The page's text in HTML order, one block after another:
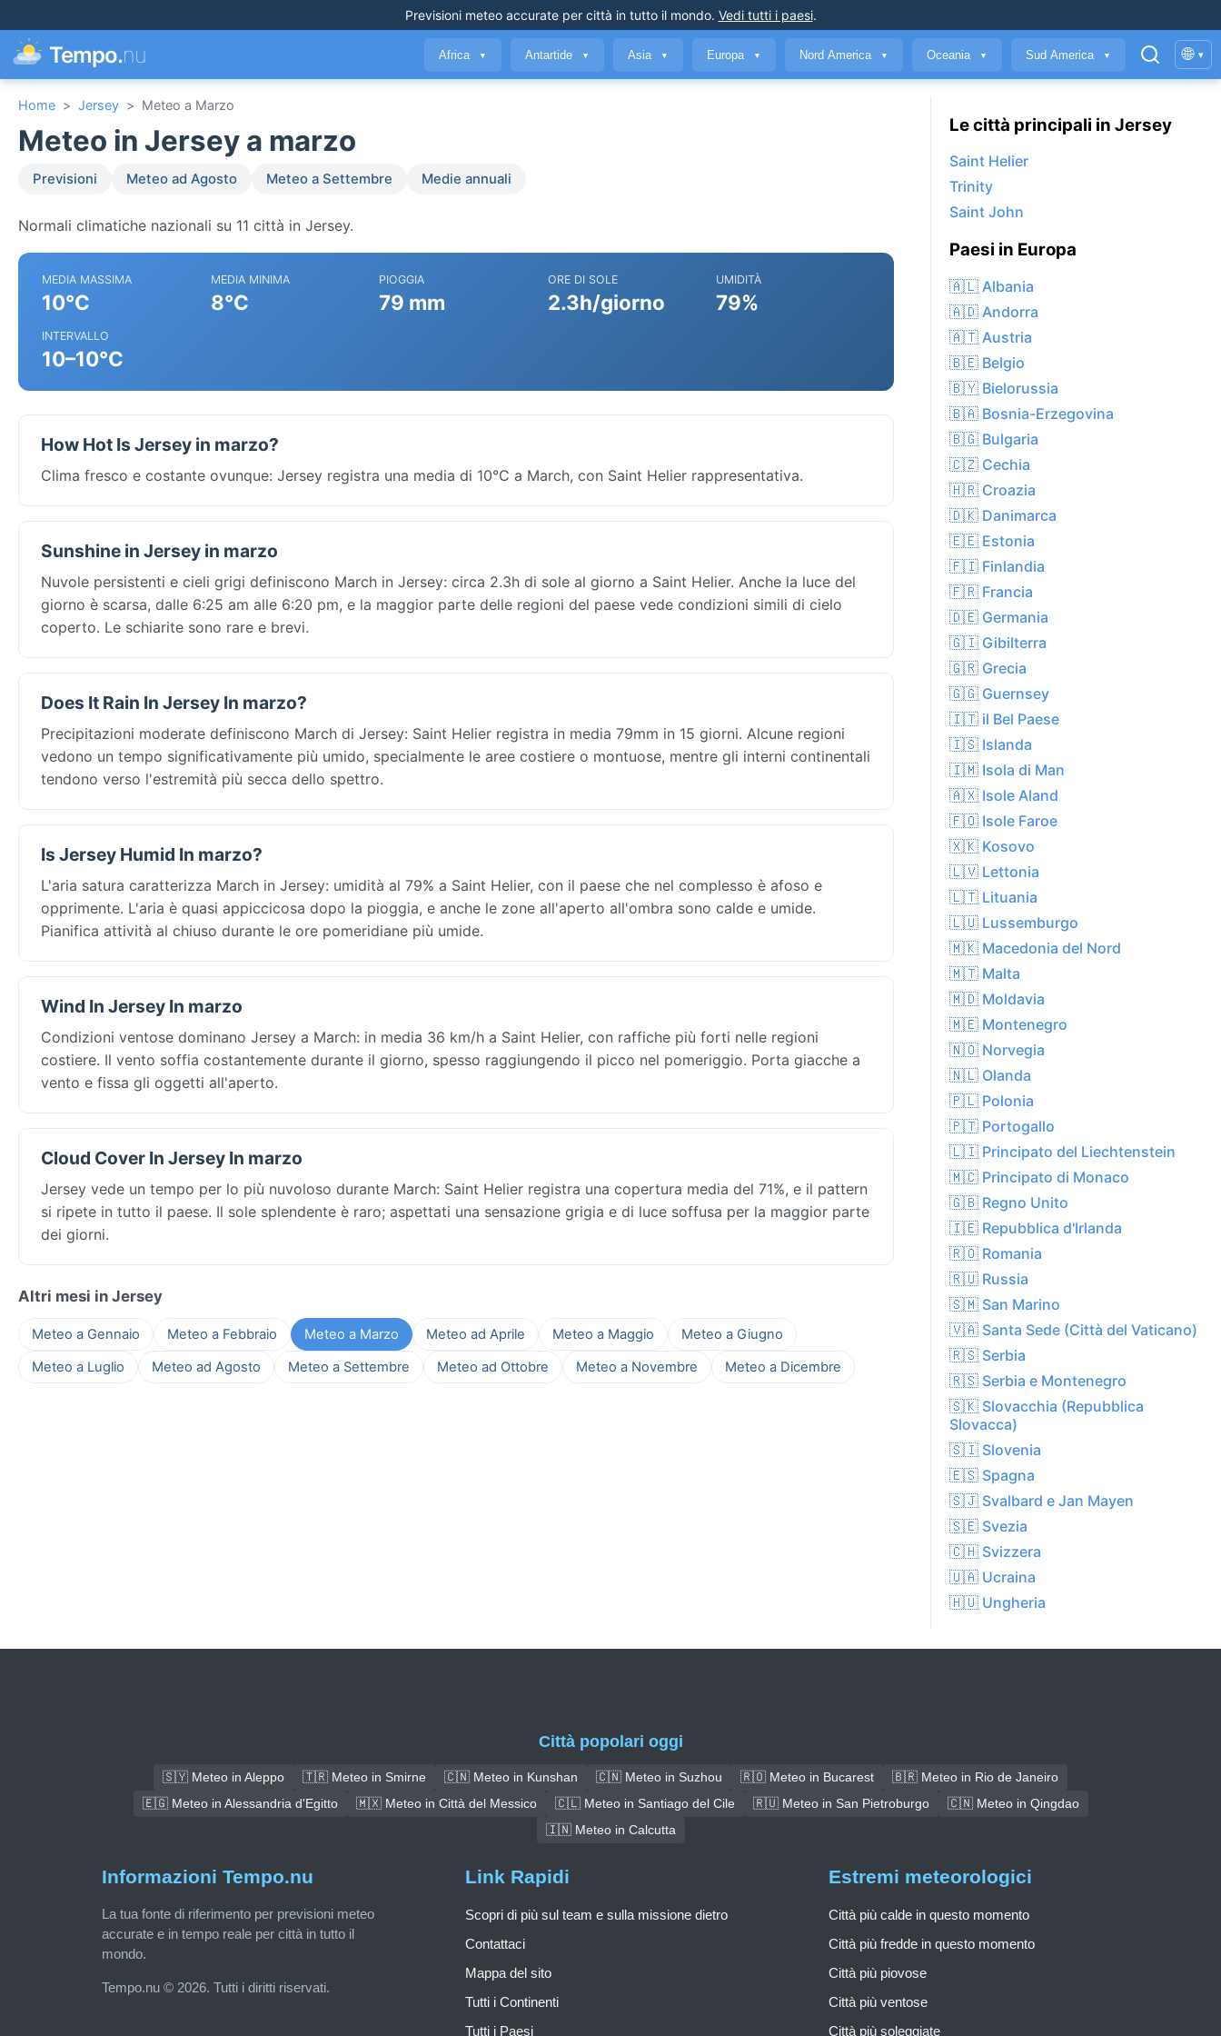
Previsioni meteo accurateper città in tutto il mondo. Vedi tutti i paesi.
Tempo.nu Africa ▼ Antartide ▼ Asia ▼ Europa ▼ Nord America ▼ Oceania ▼ Sud America ▼ 🌐 ▾
Home > Jersey > Meteo a Marzo
Meteo in Jersey a marzo
Previsioni Meteo ad Agosto Meteo a Settembre Medie annuali
Normali climatiche nazionali su 11 città in Jersey.
MEDIA MASSIMA
10°C
MEDIA MINIMA
8°C
PIOGGIA
79 mm
ORE DI SOLE
2.3h/giorno
UMIDITÀ
79%
INTERVALLO
10–10°C
How Hot Is Jersey in marzo?
Clima fresco e costante ovunque: Jersey registra una media di 10°C a March, con Saint Helier rappresentativa.
Sunshine in Jersey in marzo
Nuvole persistenti e cieli grigi definiscono March in Jersey: circa 2.3h di sole al giorno a Saint Helier. Anche la luce del
giorno è scarsa, dalle 6:25 am alle 6:20 pm, e la maggior parte delle regioni del paese vede condizioni simili di cielo
coperto. Le schiarite sono rare e brevi.
Does It Rain In Jersey In marzo?
Precipitazioni moderate definiscono March di Jersey: Saint Helier registra in media 79mm in 15 giorni. Alcune regioni
vedono un tempo significativamente più umido, specialmente le aree costiere o montuose, mentre gli interni continentali
tendono verso l'estremità più secca dello spettro.
Is Jersey Humid In marzo?
L'aria satura caratterizza March in Jersey: umidità al 79% a Saint Helier, con il paese che nel complesso è afoso e
opprimente. L'aria è quasi appiccicosa dopo la pioggia, e anche le zone all'aperto all'ombra sono calde e umide.
Pianifica attività al chiuso durante le ore pomeridiane più umide.
Wind In Jersey In marzo
Condizioni ventose dominano Jersey a March: in media 36 km/h a Saint Helier, con raffiche più forti nelle regioni
costiere. Il vento soffia costantemente durante il giorno, spesso raggiungendo il picco nel pomeriggio. Porta giacche a
vento e fissa gli oggetti all'aperto.
Cloud Cover In Jersey In marzo
Jersey vede un tempo per lo più nuvoloso durante March: Saint Helier registra una copertura media del 71%, e il pattern
si ripete in tutto il paese. Il sole splendente è raro; aspettati una sensazione grigia e di luce soffusa per la maggior parte
dei giorni.
Altri mesi in Jersey
Meteo a Gennaio Meteo a Febbraio Meteo a Marzo Meteo ad Aprile Meteo a Maggio
Meteo a Giugno
Meteo a Luglio
Meteo ad Agosto Meteo a Settembre Meteo ad Ottobre Meteo a Novembre Meteo a Dicembre
Le città principali in Jersey
Saint Helier
Trinity
Saint John
Paesi in Europa
🇦🇱 Albania
🇦🇩 Andorra
🇦🇹 Austria
🇧🇪 Belgio
🇧🇾 Bielorussia
🇧🇦 Bosnia-Erzegovina
🇧🇬 Bulgaria
🇨🇿 Cechia
🇭🇷 Croazia
🇩🇰 Danimarca
🇪🇪 Estonia
🇫🇮 Finlandia
🇫🇷 Francia
🇩🇪 Germania
🇬🇮 Gibilterra
🇬🇷 Grecia
🇬🇬 Guernsey
🇮🇹 il Bel Paese
🇮🇸 Islanda
🇮🇲 Isola di Man
🇦🇽 Isole Aland
🇫🇴 Isole Faroe
🇽🇰 Kosovo
🇱🇻 Lettonia
🇱🇹 Lituania
🇱🇺 Lussemburgo
🇲🇰 Macedonia del Nord
🇲🇹 Malta
🇲🇩 Moldavia
🇲🇪 Montenegro
🇳🇴 Norvegia
🇳🇱 Olanda
🇵🇱 Polonia
🇵🇹 Portogallo
🇱🇮 Principato del Liechtenstein
🇲🇨 Principato di Monaco
🇬🇧 Regno Unito
🇮🇪 Repubblica d'Irlanda
🇷🇴 Romania
🇷🇺 Russia
🇸🇲 San Marino
🇻🇦 Santa Sede (Città del Vaticano)
🇷🇸 Serbia
🇷🇸 Serbia e Montenegro
🇸🇰 Slovacchia (Repubblica
Slovacca)
🇸🇮 Slovenia
🇪🇸 Spagna
🇸🇯 Svalbard e Jan Mayen
🇸🇪 Svezia
🇨🇭 Svizzera
🇺🇦 Ucraina
🇭🇺 Ungheria
Città popolari oggi
🇸🇾 Meteo in Aleppo 🇹🇷 Meteo in Smirne 🇨🇳 Meteo in Kunshan 🇨🇳 Meteo in Suzhou 🇷🇴 Meteo in Bucarest
🇧🇷 Meteo in Rio de Janeiro
🇪🇬 Meteo in Alessandria d'Egitto
🇲🇽 Meteo in Città del Messico 🇨🇱 Meteo in Santiago del Cile 🇷🇺 Meteo in San Pietroburgo
🇨🇳 Meteo in Qingdao
🇮🇳 Meteo in Calcutta
Informazioni Tempo.nu
La tua fonte di riferimento per previsioni meteo
accurate e in tempo reale per città in tutto il
mondo.
Tempo.nu © 2026. Tutti i diritti riservati.
Link Rapidi
Scopri di più sul team e sulla missione dietro
Contattaci
Mappa del sito
Tutti i Continenti
Tutti i Paesi
Estremi meteorologici
Città più calde in questo momento
Città più fredde in questo momento
Città più piovose
Città più ventose
Città più soleggiate